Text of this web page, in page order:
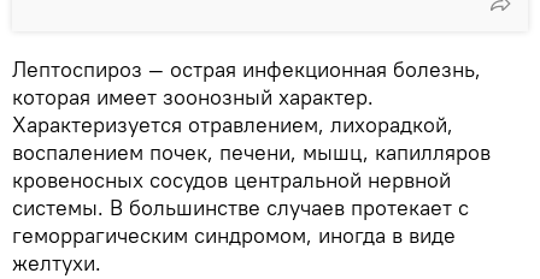
Лептоспироз — острая инфекционная болезнь,
которая имеет зоонозный характер.
Характеризуется отравлением, лихорадкой,
воспалением почек, печени, мышц, капилляров
кровеносных сосудов центральной нервной
системы. В большинстве случаев протекает с
геморрагическим синдромом, иногда в виде
желтухи.